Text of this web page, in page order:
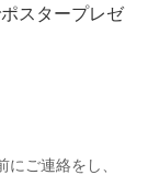
スタープレゼ
ご連絡をし、